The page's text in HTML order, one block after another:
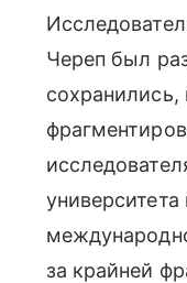
Череп был
за крайней